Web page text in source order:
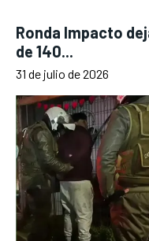
Ronda Impacto
de 140...
31 de julio de 2026